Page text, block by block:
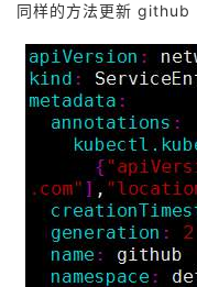
同样的方法更新 github